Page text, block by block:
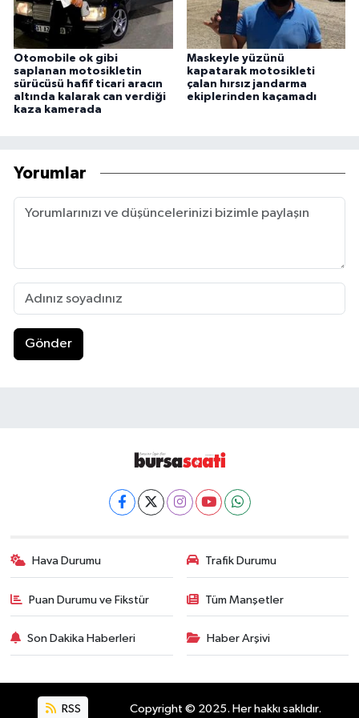
Otomobile ok gibi
saplanan motosikletin
sürücüsü hafif ticari aracın
altında kalarak can verdiği
kaza kamerada
Maskeyle yüzünü
kapatarak motosikleti
çalan hırsız jandarma
ekiplerinden kaçamadı
Yorumlar
Gönder
Hava Durumu Trafik Durumu
Puan Durumu ve Fikstür Tüm Manşetler
Son Dakika Haberleri Haber Arşivi
RSS Copyright © 2025. Her hakkı saklıdır.